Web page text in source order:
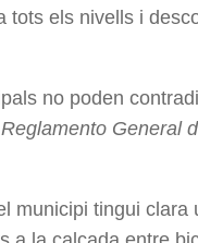
tots els nivells i
no poden
Reglamento General
municipi tingui